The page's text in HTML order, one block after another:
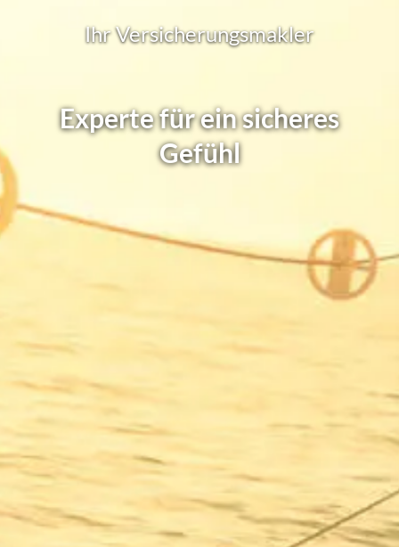
Ihr Ver­sicherungs­makler
Experte für ein sicheres
Gefühl